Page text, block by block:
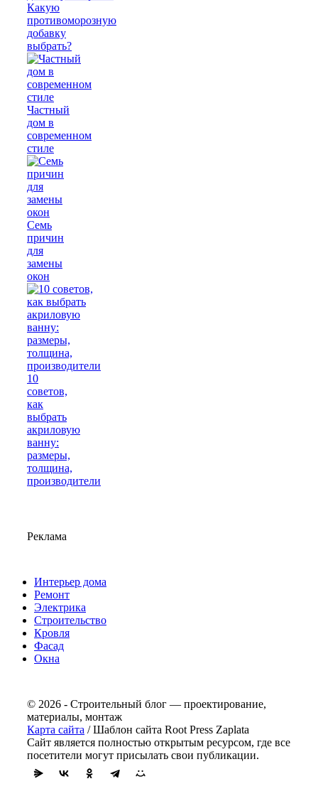
Какую
противоморозную
добавку
выбрать?
Частный
дом в
современном
стиле
Семь
причин
для
замены
окон
10
советов,
как
выбрать
акриловую
ванну:
размеры,
толщина,
производители
Реклама
Интерьер дома
Ремонт
Электрика
Строительство
Кровля
Фасад
Окна
© 2026 - Строительный блог — проектирование,
материалы, монтаж
Карта сайта / Шаблон сайта Root Press Zaplata
Сайт является полностью открытым ресурсом, где все
посетители могут присылать свои публикации.